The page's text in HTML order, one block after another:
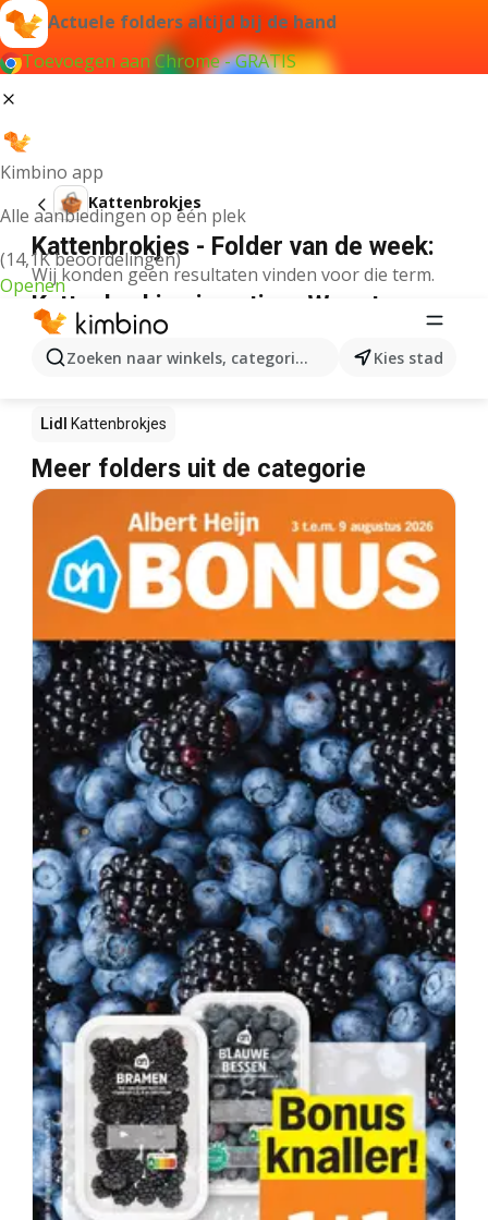
Actuele folders altijd bij de hand
Toevoegen aan Chrome - GRATIS
Kimbino app
Alle aanbiedingen op één plek
(14,1K beoordelingen)
Openen
Zoeken naar winkels, categorieën, producten...
Kies stad
Kattenbrokjes
Kattenbrokjes - Folder van de week:
Wij konden geen resultaten vinden voor die term.
Kattenbrokjes in actie – Waar te
koop?
Lidl Kattenbrokjes
Meer folders uit de categorie